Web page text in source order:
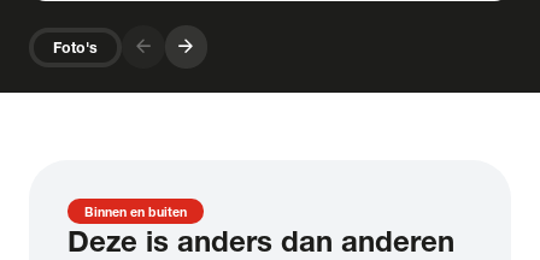
Foto's arrow_forward arrow_forward
Binnen en buiten
Deze is anders dan anderen